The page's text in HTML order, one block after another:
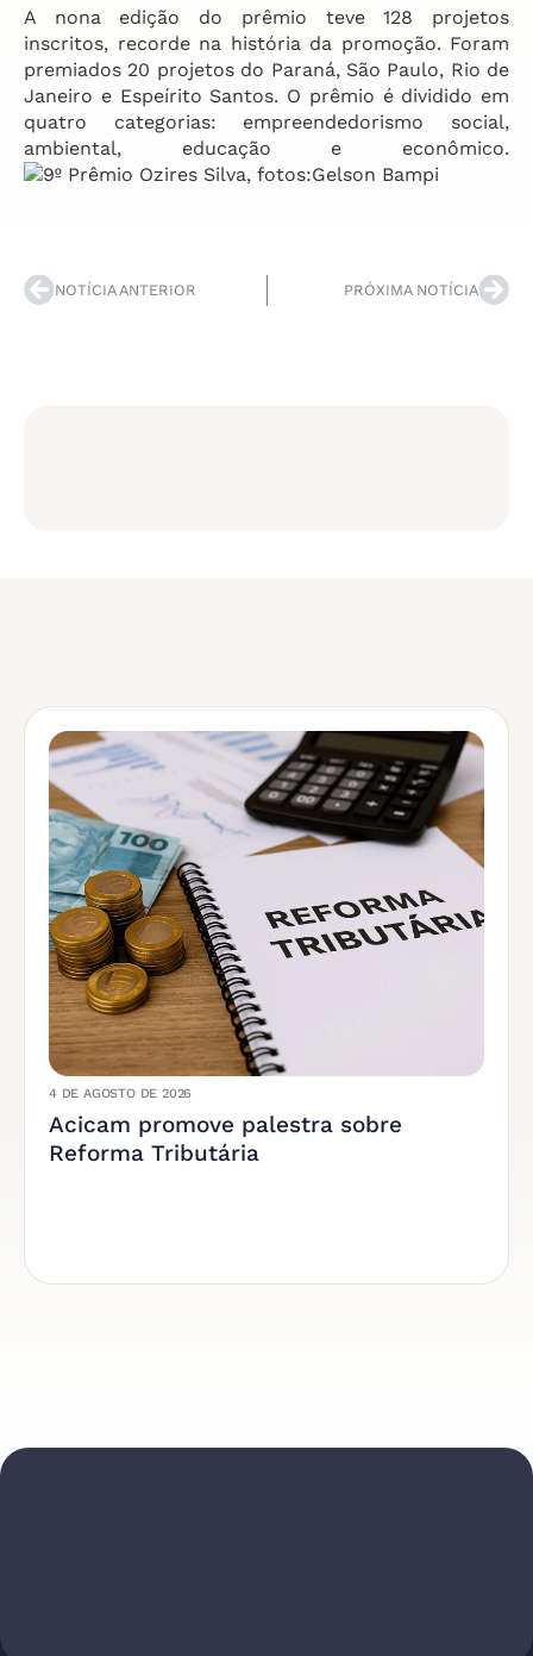
A nona edição do prêmio teve 128 projetos
inscritos, recorde na história da promoção. Foram
premiados 20 projetos do Paraná, São Paulo, Rio de
Janeiro e Espeírito Santos. O prêmio é dividido em
quatro categorias: empreendedorismo social,
ambiental, educação e econômico.
NOTÍCIA ANTERIOR PRÓXIMA NOTÍCIA
4 DE AGOSTO DE 2026
Acicam promove palestra sobre
Reforma Tributária